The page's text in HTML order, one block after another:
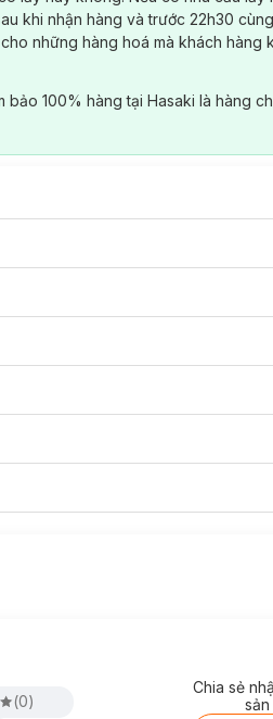
khi nhận hàng và trước 22h30
những hàng hoá mà khách hàng
100% hàng tại Hasaki là hàng
(0)
Chia sẻ